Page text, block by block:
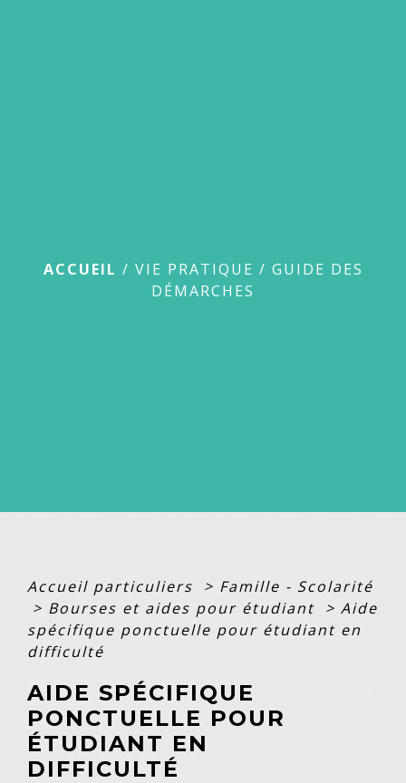
ACCUEIL / VIE PRATIQUE / GUIDE DES
DÉMARCHES
Accueil particuliers > Famille - Scolarité
> Bourses et aides pour étudiant > Aide
spécifique ponctuelle pour étudiant en
difficulté
AIDE SPÉCIFIQUE
PONCTUELLE POUR
ÉTUDIANT EN
DIFFICULTÉ